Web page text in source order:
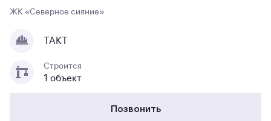
ЖК «Северное сияние»
ТАКТ
Строится
1 объект
Позвонить